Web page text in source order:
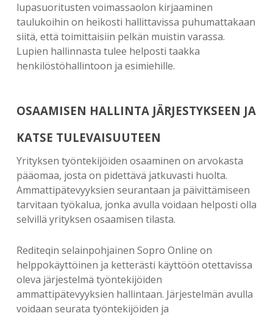
lupasuoritusten voimassaolon kirjaaminen
taulukoihin on heikosti hallittavissa puhumattakaan
siitä, että toimittaisiin pelkän muistin varassa.
Lupien hallinnasta tulee helposti taakka
henkilöstöhallintoon ja esimiehille.
OSAAMISEN HALLINTA JÄRJESTYKSEEN JA
KATSE TULEVAISUUTEEN
Yrityksen työntekijöiden osaaminen on arvokasta
pääomaa, josta on pidettävä jatkuvasti huolta.
Ammattipätevyyksien seurantaan ja päivittämiseen
tarvitaan työkalua, jonka avulla voidaan helposti olla
selvillä yrityksen osaamisen tilasta.
Rediteqin selainpohjainen Sopro Online on
helppokäyttöinen ja ketterästi käyttöön otettavissa
oleva järjestelmä työntekijöiden
ammattipätevyyksien hallintaan. Järjestelmän avulla
voidaan seurata työntekijöiden ja